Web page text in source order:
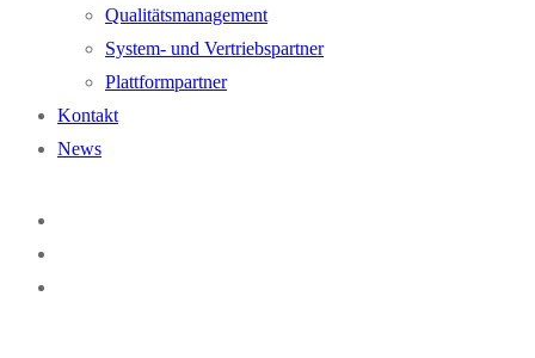
Qualitätsmanagement
System- und Vertriebspartner
Plattformpartner
Kontakt
News